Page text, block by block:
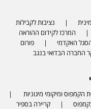
נציבות לקבילות
המרכז לקידום ההוראה
האקדמי
פורום
החברה הבדואי בנגב
הקמפוס ומיקומי מיגוניות
קריירה בספיר